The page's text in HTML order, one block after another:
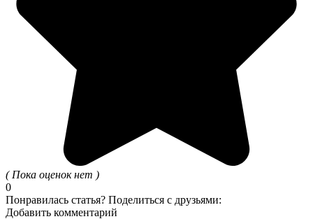
( Пока оценок нет )
0
Понравилась статья? Поделиться с друзьями:
Добавить комментарий